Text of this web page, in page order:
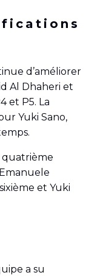
d’améliorer
Al Dhaheri et
et P5. La
Yuki Sano,
quatrième
et Yuki
a su